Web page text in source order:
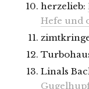
herzelieb:
Hefe und
Linals